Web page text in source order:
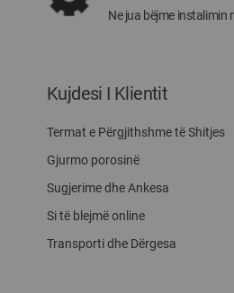
Ne jua bëjme instalimin
Kujdesi I Klientit
Termat e Përgjithshme të Shitjes
Gjurmo porosinë
Sugjerime dhe Ankesa
Si të blejmë online
Transporti dhe Dërgesa